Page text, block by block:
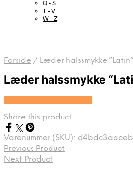
Q – S
T – V
W – Z
Forside / Læder halssmykke “Latin”
Læder halssmykke
Share this product
Varenummer (SKU):
Previous Product
Next Product